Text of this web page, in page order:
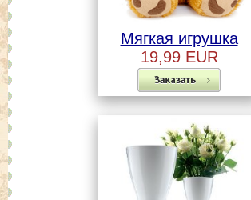
Мягкая игрушка
19,99 EUR